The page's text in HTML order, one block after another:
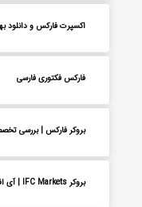
اکسپرت فارکس و دانلود
فارکس فکتوری فارسی
بروکر فارکس | بررسی
بروکر IFC Markets | آی اف سی مارکتس⚡معتبر ❓